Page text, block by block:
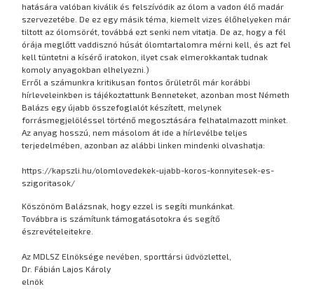
hatására valóban kiválik és felszívódik az ólom a vadon élő madár
szervezetébe. De ez egy másik téma, kiemelt vizes élőhelyeken már
tiltott az ólomsörét, továbbá ezt senki nem vitatja. De az, hogy a fél
órája meglőtt vaddisznó húsát ólomtartalomra mérni kell, és azt fel
kell tüntetni a kísérő iratokon, ilyet csak elmerokkantak tudnak
komoly anyagokban elhelyezni.)
Erről a számunkra kritikusan fontos őrületről már korábbi
hírleveleinkben is tájékoztattunk Benneteket, azonban most Németh
Balázs egy újabb összefoglalót készített, melynek
forrásmegjelöléssel történő megosztására felhatalmazott minket.
Az anyag hosszú, nem másolom át ide a hírlevélbe teljes
terjedelmében, azonban az alábbi linken mindenki olvashatja:
https://kapszli.hu/olomlovedekek-ujabb-koros-konnyitesek-es-
szigoritasok/
Köszönöm Balázsnak, hogy ezzel is segíti munkánkat.
Továbbra is számítunk támogatásotokra és segítő
észrevételeitekre.
Az MDLSZ Elnöksége nevében, sporttársi üdvözlettel,
Dr. Fábián Lajos Károly
elnök